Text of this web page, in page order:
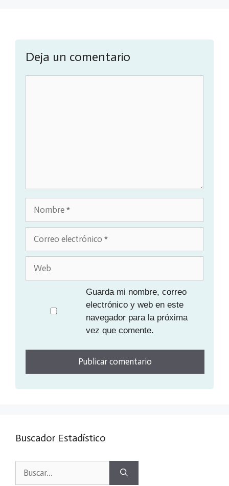
Deja un comentario
Nombre
Guarda mi nombre, correo
electrónico y web en este
navegador para la próxima
vez que comente.
Buscador Estadístico